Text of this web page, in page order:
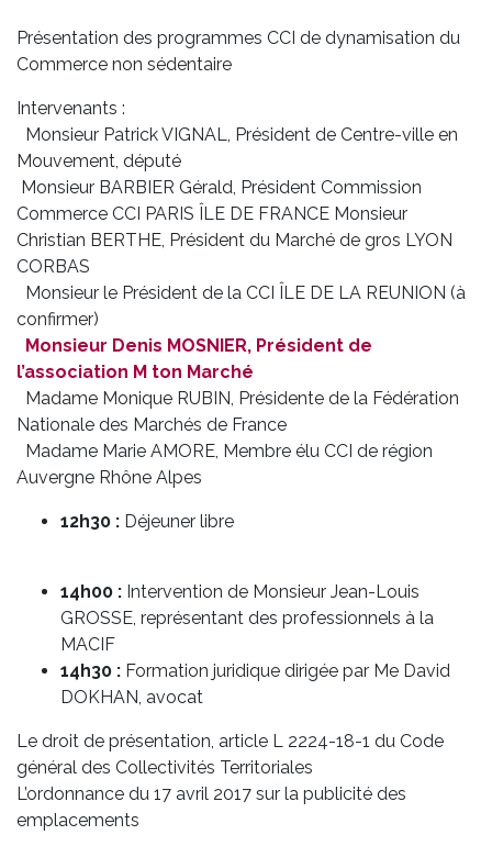
Présentation des programmes CCI de dynamisation du
Commerce non sédentaire
Intervenants :
Monsieur Patrick VIGNAL, Président de Centre-ville en
Mouvement, député
Monsieur BARBIER Gérald, Président Commission
Commerce CCI PARIS ÎLE DE FRANCE Monsieur
Christian BERTHE, Président du Marché de gros LYON
CORBAS
Monsieur le Président de la CCI ÎLE DE LA REUNION (à
confirmer)
Monsieur Denis MOSNIER, Président de
l’association M ton Marché
Madame Monique RUBIN, Présidente de la Fédération
Nationale des Marchés de France
Madame Marie AMORE, Membre élu CCI de région
Auvergne Rhône Alpes
12h30 : Déjeuner libre
14h00 : Intervention de Monsieur Jean-Louis
GROSSE, représentant des professionnels à la
MACIF
14h30 : Formation juridique dirigée par Me David
DOKHAN, avocat
Le droit de présentation, article L 2224-18-1 du Code
général des Collectivités Territoriales
L’ordonnance du 17 avril 2017 sur la publicité des
emplacements